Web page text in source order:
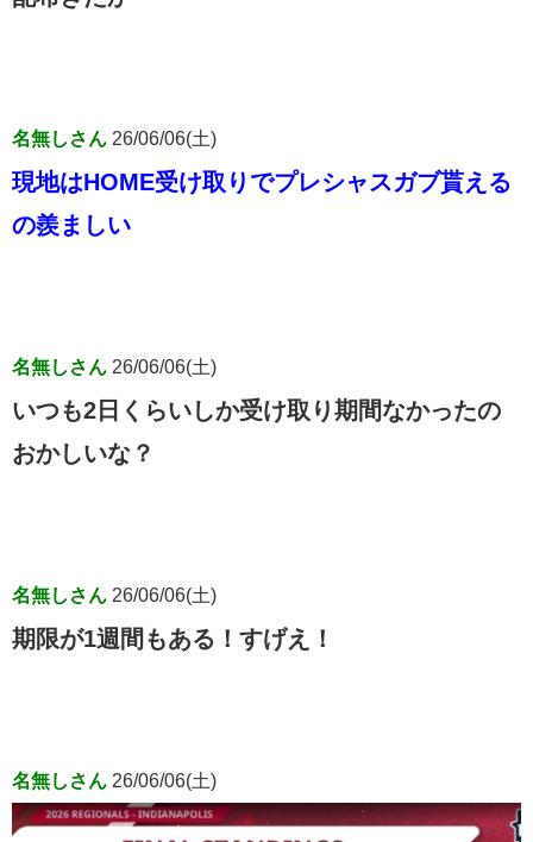
名無しさん 26/06/06(土)
現地はHOME受け取りでプレシャスガブ貰える
の羨ましい
名無しさん 26/06/06(土)
いつも2日くらいしか受け取り期間なかったの
おかしいな？
名無しさん 26/06/06(土)
期限が1週間もある！すげえ！
名無しさん 26/06/06(土)